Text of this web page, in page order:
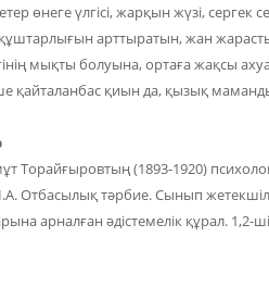
өнеге үлгісі, жарқын жүзі, сергек
арттыратын, жан
мықты болуына, ортаға жақсы
қайталанбас қиын да, қызық
Торайғыровтың (1893-1920)
Отбасылық тәрбие. Сынып
арналған әдістемелік құрал. 1,2-